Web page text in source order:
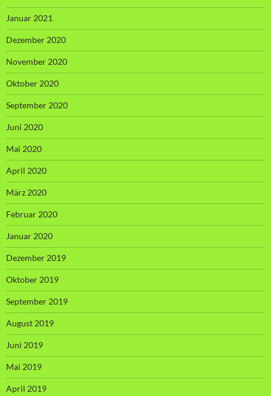
Januar 2021
Dezember 2020
November 2020
Oktober 2020
September 2020
Juni 2020
Mai 2020
April 2020
März 2020
Februar 2020
Januar 2020
Dezember 2019
Oktober 2019
September 2019
August 2019
Juni 2019
Mai 2019
April 2019